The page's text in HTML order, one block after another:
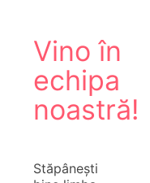
Vino în
echipa
noastră!
Stăpânești